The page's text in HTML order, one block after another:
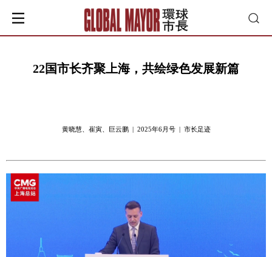
22国市长齐聚上海，共绘绿色发展新篇
黄晓慧、崔寅、巨云鹏 | 2025年6月号 | 市长足迹